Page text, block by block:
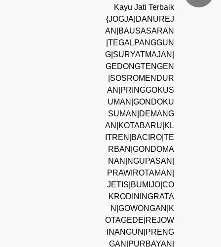
Kayu Jati Terbaik
{JOGJA|DANUREJ
AN|BAUSASARAN
|TEGALPANGGUN
G|SURYATMAJAN|
GEDONGTENGEN
|SOSROMENDUR
AN|PRINGGOKUS
UMAN|GONDOKU
SUMAN|DEMANG
AN|KOTABARU|KL
ITREN|BACIRO|TE
RBAN|GONDOMA
NAN|NGUPASAN|
PRAWIROTAMAN|
JETIS|BUMIJO|CO
KRODININGRATA
N|GOWONGAN|K
OTAGEDE|REJOW
INANGUN|PRENG
GAN|PURBAYAN|